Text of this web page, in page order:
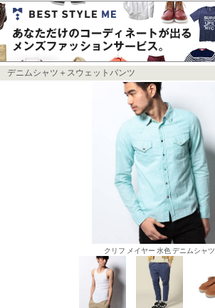
デニムシャツ＋スウェットパンツ
クリフ メイヤー 水色 デニムシャツ